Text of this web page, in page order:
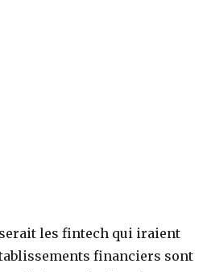
serait les fintech qui iraient
financiers sont